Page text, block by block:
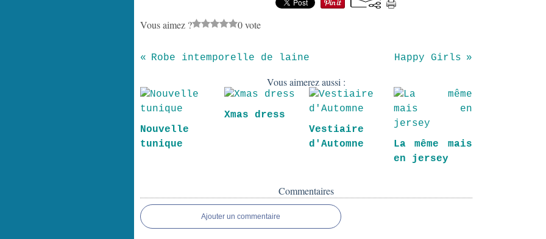
Vous aimez ? 0 vote
Robe intemporelle de laine Happy Girls
Vous aimerez aussi :
Nouvelle
tunique
Xmas dress
Vestiaire
d'Automne
La même mais
en jersey
Commentaires
Ajouter un commentaire